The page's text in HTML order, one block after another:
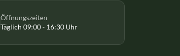
Öffnungszeiten
Täglich 09:00 - 16:30 Uhr